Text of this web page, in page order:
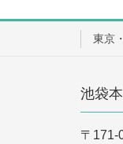
東京
池袋
〒171-